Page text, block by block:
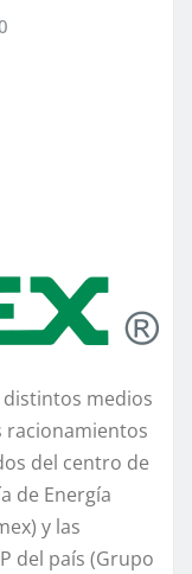
medios
racionamientos
del centro de
de Energía
y las
del país (Grupo